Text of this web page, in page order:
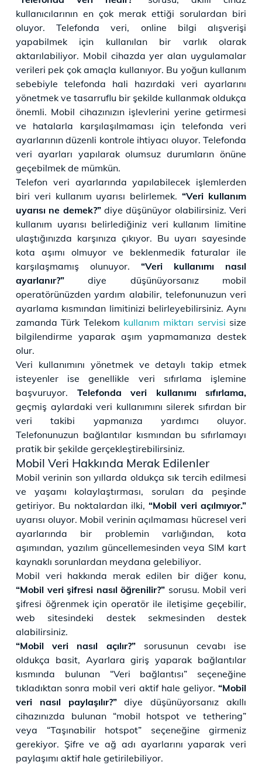
kullanıcılarının en çok merak ettiği sorulardan biri
oluyor. Telefonda veri, online bilgi alışverişi
yapabilmek için kullanılan bir varlık olarak
aktarılabiliyor. Mobil cihazda yer alan uygulamalar
verileri pek çok amaçla kullanıyor. Bu yoğun kullanım
sebebiyle telefonda hali hazırdaki veri ayarlarını
yönetmek ve tasarruflu bir şekilde kullanmak oldukça
önemli. Mobil cihazınızın işlevlerini yerine getirmesi
ve hatalarla karşılaşılmaması için telefonda veri
ayarlarının düzenli kontrole ihtiyacı oluyor. Telefonda
veri ayarları yapılarak olumsuz durumların önüne
geçebilmek de mümkün.
Telefon veri ayarlarında yapılabilecek işlemlerden
biri veri kullanım uyarısı belirlemek.“Veri kullanım
uyarısı ne demek?” diye düşünüyor olabilirsiniz. Veri
kullanım uyarısı belirlediğiniz veri kullanım limitine
ulaştığınızda karşınıza çıkıyor. Bu uyarı sayesinde
kota aşımı olmuyor ve beklenmedik faturalar ile
karşılaşmamış olunuyor. “Veri kullanımı nasıl
ayarlanır?”diye düşünüyorsanız mobil
operatörünüzden yardım alabilir, telefonunuzun veri
ayarlama kısmından limitinizi belirleyebilirsiniz. Aynı
zamanda Türk Telekom kullanım miktarı servisi size
bilgilendirme yaparak aşım yapmamanıza destek
olur.
Veri kullanımını yönetmek ve detaylı takip etmek
isteyenler ise genellikle veri sıfırlama işlemine
başvuruyor. Telefonda veri kullanımı sıfırlama,
geçmiş aylardaki veri kullanımını silerek sıfırdan bir
veri takibi yapmanıza yardımcı oluyor.
Telefonunuzun bağlantılar kısmından bu sıfırlamayı
pratik bir şekilde gerçekleştirebilirsiniz.
Mobil Veri Hakkında Merak Edilenler
Mobil verinin son yıllarda oldukça sık tercih edilmesi
ve yaşamı kolaylaştırması, soruları da peşinde
getiriyor. Bu noktalardan ilki,“Mobil veri açılmıyor.”
uyarısı oluyor. Mobil verinin açılmaması hücresel veri
ayarlarında bir problemin varlığından, kota
aşımından, yazılım güncellemesinden veya SIM kart
kaynaklı sorunlardan meydana gelebiliyor.
Mobil veri hakkında merak edilen bir diğer konu,
“Mobil veri şifresi nasıl öğrenilir?” sorusu. Mobil veri
şifresi öğrenmek için operatör ile iletişime geçebilir,
web sitesindeki destek sekmesinden destek
alabilirsiniz.
“Mobil veri nasıl açılır?” sorusunun cevabı ise
oldukça basit, Ayarlara giriş yaparak bağlantılar
kısmında bulunan “Veri bağlantısı” seçeneğine
tıkladıktan sonra mobil veri aktif hale geliyor. “Mobil
veri nasıl paylaşılır?”diye düşünüyorsanız akıllı
cihazınızda bulunan “mobil hotspot ve tethering”
veya “Taşınabilir hotspot” seçeneğine girmeniz
gerekiyor. Şifre ve ağ adı ayarlarını yaparak veri
paylaşımı aktif hale getirilebiliyor.